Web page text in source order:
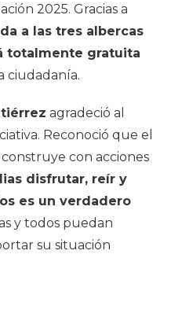
2025. Gracias a
a las tres albercas
totalmente gratuita
ciudadanía.
agradeció al
Reconoció que el
con acciones
disfrutar, reír y
es un verdadero
y todos puedan
su situación